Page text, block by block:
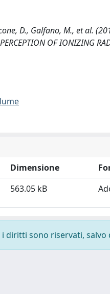
D., Galfano, M., et al.
OF IONIZING
Dimensione
563.05 kB
sono riservati, salvo